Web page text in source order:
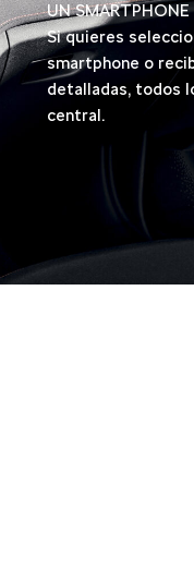
UN SMARTPHONE
Si quieres
smartphone o
detalladas, todos
central.